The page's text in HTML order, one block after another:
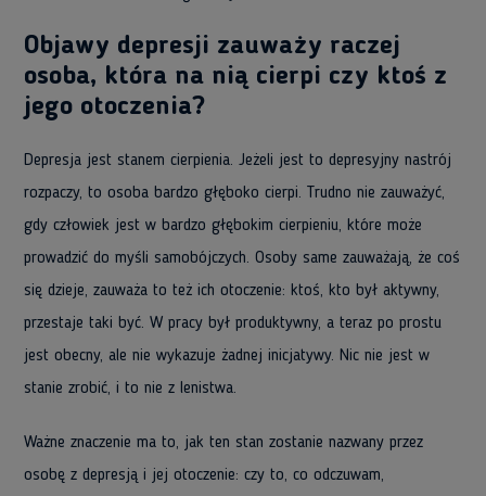
Objawy depresji zauważy raczej
osoba, która na nią cierpi czy ktoś z
jego otoczenia?
Depresja jest stanem cierpienia. Jeżeli jest to depresyjny nastrój
rozpaczy, to osoba bardzo głęboko cierpi. Trudno nie zauważyć,
gdy człowiek jest w bardzo głębokim cierpieniu, które może
prowadzić do myśli samobójczych. Osoby same zauważają, że coś
się dzieje, zauważa to też ich otoczenie: ktoś, kto był aktywny,
przestaje taki być. W pracy był produktywny, a teraz po prostu
jest obecny, ale nie wykazuje żadnej inicjatywy. Nic nie jest w
stanie zrobić, i to nie z lenistwa.
Ważne znaczenie ma to, jak ten stan zostanie nazwany przez
osobę z depresją i jej otoczenie: czy to, co odczuwam,